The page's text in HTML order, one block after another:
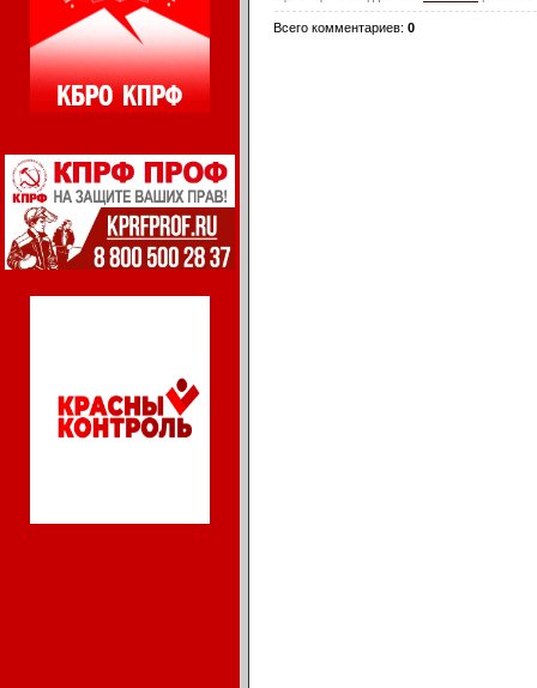
Всего комментариев: 0